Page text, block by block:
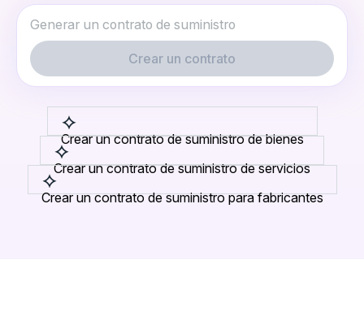
Crear un contrato
Crear un contrato de suministro de bienes
Crear un contrato de suministro de servicios
Crear un contrato de suministro para fabricantes